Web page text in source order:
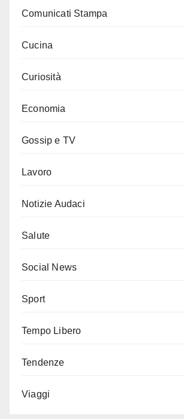
Comunicati Stampa
Cucina
Curiosità
Economia
Gossip e TV
Lavoro
Notizie Audaci
Salute
Social News
Sport
Tempo Libero
Tendenze
Viaggi